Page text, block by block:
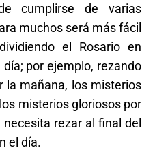
cumplirse de varias
muchos será más fácil
el Rosario en
por ejemplo, rezando
la mañana, los misterios
misterios gloriosos por
rezar al final del
el día.